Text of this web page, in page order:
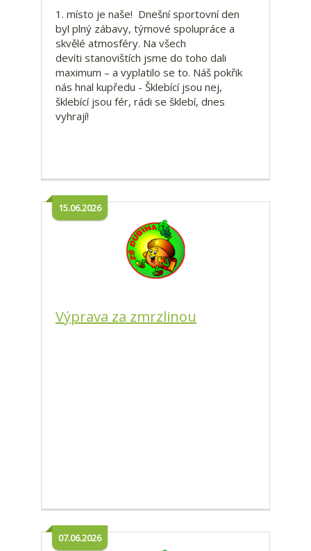
1. místo je naše! Dnešní sportovní den
byl plný zábavy, týmové spolupráce a
skvělé atmosféry. Na všech
devíti stanovištích jsme do toho dali
maximum – a vyplatilo se to. Náš pokřik
nás hnal kupředu - Šklebící jsou nej,
šklebící jsou fér, rádi se šklebí, dnes
vyhrají!
Výprava za zmrzlinou
15.06.2026
07.06.2026